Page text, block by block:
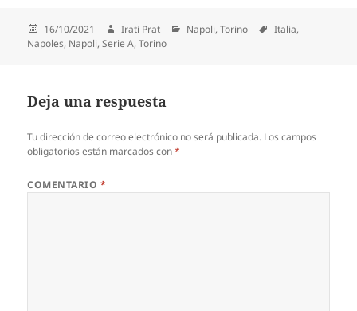
Publicado
el
16/10/2021 Autor
Irati Prat Categorías
Napoli,Torino Etiquetas
Italia,
Napoles, Napoli,Serie A,Torino
Deja una respuesta
Tu dirección de correo electrónico no será publicada. Los campos
obligatorios están marcados con*
COMENTARIO *